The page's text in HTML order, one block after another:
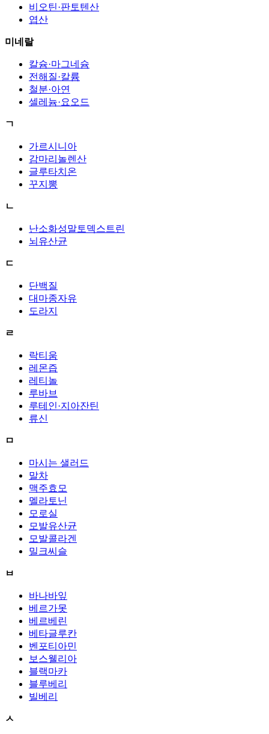
비오틴·판토텐산
엽산
미네랄
칼슘·마그네슘
전해질·칼륨
철분·아연
셀레늄·요오드
ㄱ
가르시니아
감마리놀렌산
글루타치온
꾸지뽕
ㄴ
난소화성말토덱스트린
뇌유산균
ㄷ
단백질
대마종자유
도라지
ㄹ
락티움
레몬즙
레티놀
루바브
루테인·지아잔틴
류신
ㅁ
마시는 샐러드
말차
맥주효모
멜라토닌
모로실
모발유산균
모발콜라겐
밀크씨슬
ㅂ
바나바잎
베르가못
베르베린
베타글루칸
벤포티아민
보스웰리아
블랙마카
블루베리
빌베리
ㅅ